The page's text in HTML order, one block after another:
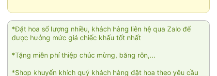
*Đặt hoa số lượng nhiều, khách hàng liên hệ qua Zalo để
được hưởng mức giá chiếc khấu tốt nhất
*Tặng miễn phí thiệp chúc mừng, băng rôn,...
*Shop khuyến khích quý khách hàng đặt hoa theo yêu cầu